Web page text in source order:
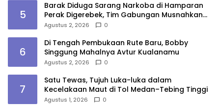
5
Barak Diduga Sarang Narkoba di Hamparan
Perak Digerebek, Tim Gabungan Musnahkan
Lokasi
Agustus 2, 2026 0
6
Di Tengah Pembukaan Rute Baru, Bobby
Singgung Mahalnya Avtur Kualanamu
Agustus 2, 2026 0
7
Satu Tewas, Tujuh Luka-luka dalam
Kecelakaan Maut di Tol Medan–Tebing Tinggi
Agustus 1, 2026 0